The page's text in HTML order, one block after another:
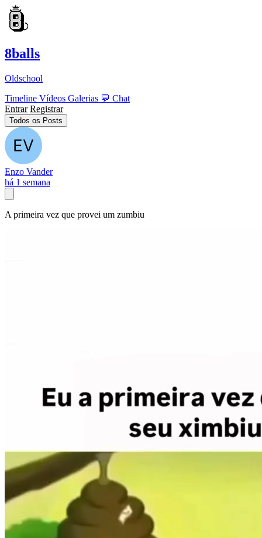
8balls
Oldschool
Timeline Vídeos Galerias 💬 Chat
Entrar Registrar
Todos os Posts
Enzo Vander
há 1 semana
A primeira vez que provei um zumbiu